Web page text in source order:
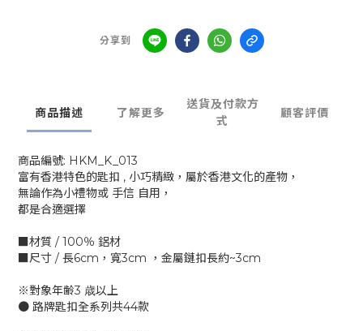
分享到
商品描述 了解更多
送貨及付款方
式
顧客評價
商品編號: HKM_K_013
富有香港特色的匙扣 , 小巧精緻，屬於香港文化的產物，
無論作為小禮物或 手信 自用，
都是合適選擇
■材質 / 100％ 鋁材
■尺寸 / 長6cm，寬3cm ，金屬鏈扣長約~3cm
※對象年齢3 歳以上
● 路牌匙扣全系列共44款